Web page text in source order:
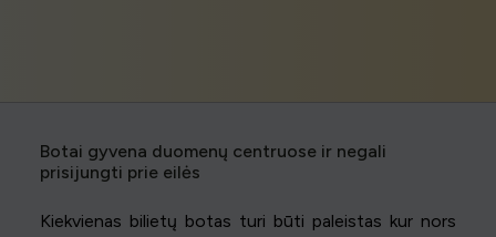
Botai gyvena duomenų centruose ir negali
prisijungti prie eilės
Kiekvienas bilietų botas turi būti paleistas kur nors